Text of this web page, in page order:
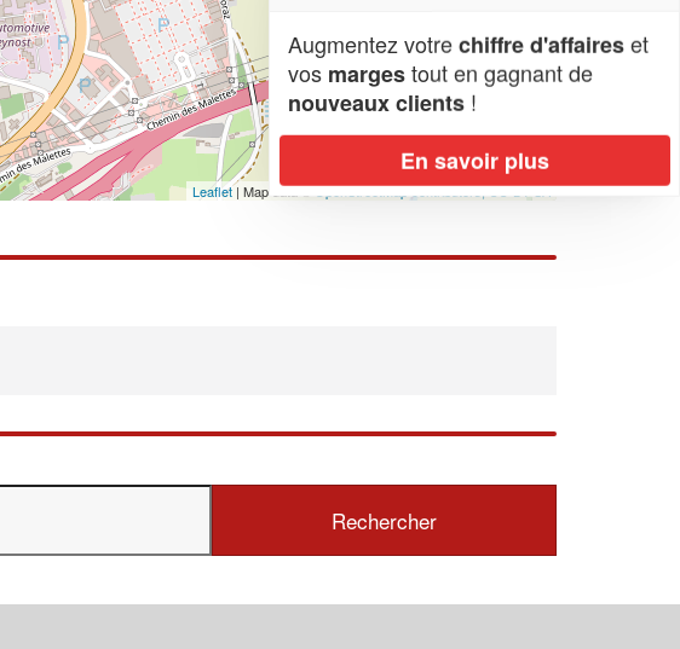
Leaflet| Map data ©OpenStreetMap contributors,CC-BY-SA
Augmentez votrechiffre d'affaireset
vos margestout en gagnant de
nouveaux clients !
En savoir plus